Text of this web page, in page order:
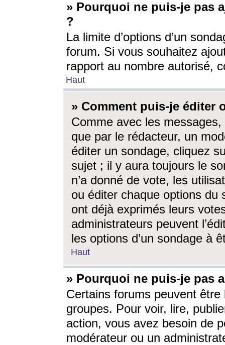
» Pourquoi ne puis-je pas
?
La limite d’options d’un
forum. Si vous souhaitez
rapport au nombre autorisé,
Haut
» Comment puis-je éditer
Comme avec les
que par le rédacteur, un
éditer un sondage, cliquez
sujet ; il y aura toujours le
n’a donné de vote, les
ou éditer chaque options du
ont déjà exprimés leurs
administrateurs peuvent
les options d’un sondage à
Haut
» Pourquoi ne puis-je pas
Certains forums peuvent être
groupes. Pour voir, lire,
action, vous avez besoin de
modérateur ou un